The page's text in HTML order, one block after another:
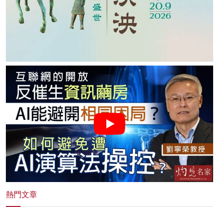
熱門文章